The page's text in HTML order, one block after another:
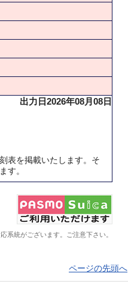
出力日2026年08月08日
表を掲載いたします。そ
す。
系統がございます。ご注意下さい。
ページの先頭へ